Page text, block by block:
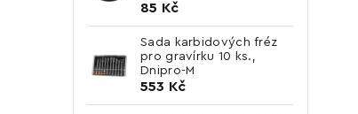
85 Kč
Sada karbidových fréz
pro gravírku 10 ks.,
Dnipro-M
553 Kč